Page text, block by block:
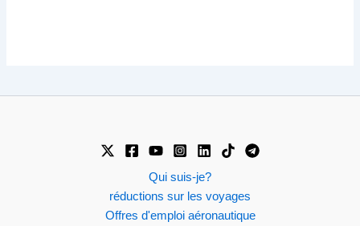
Qui suis-je?
réductions sur les voyages
Offres d'emploi aéronautique